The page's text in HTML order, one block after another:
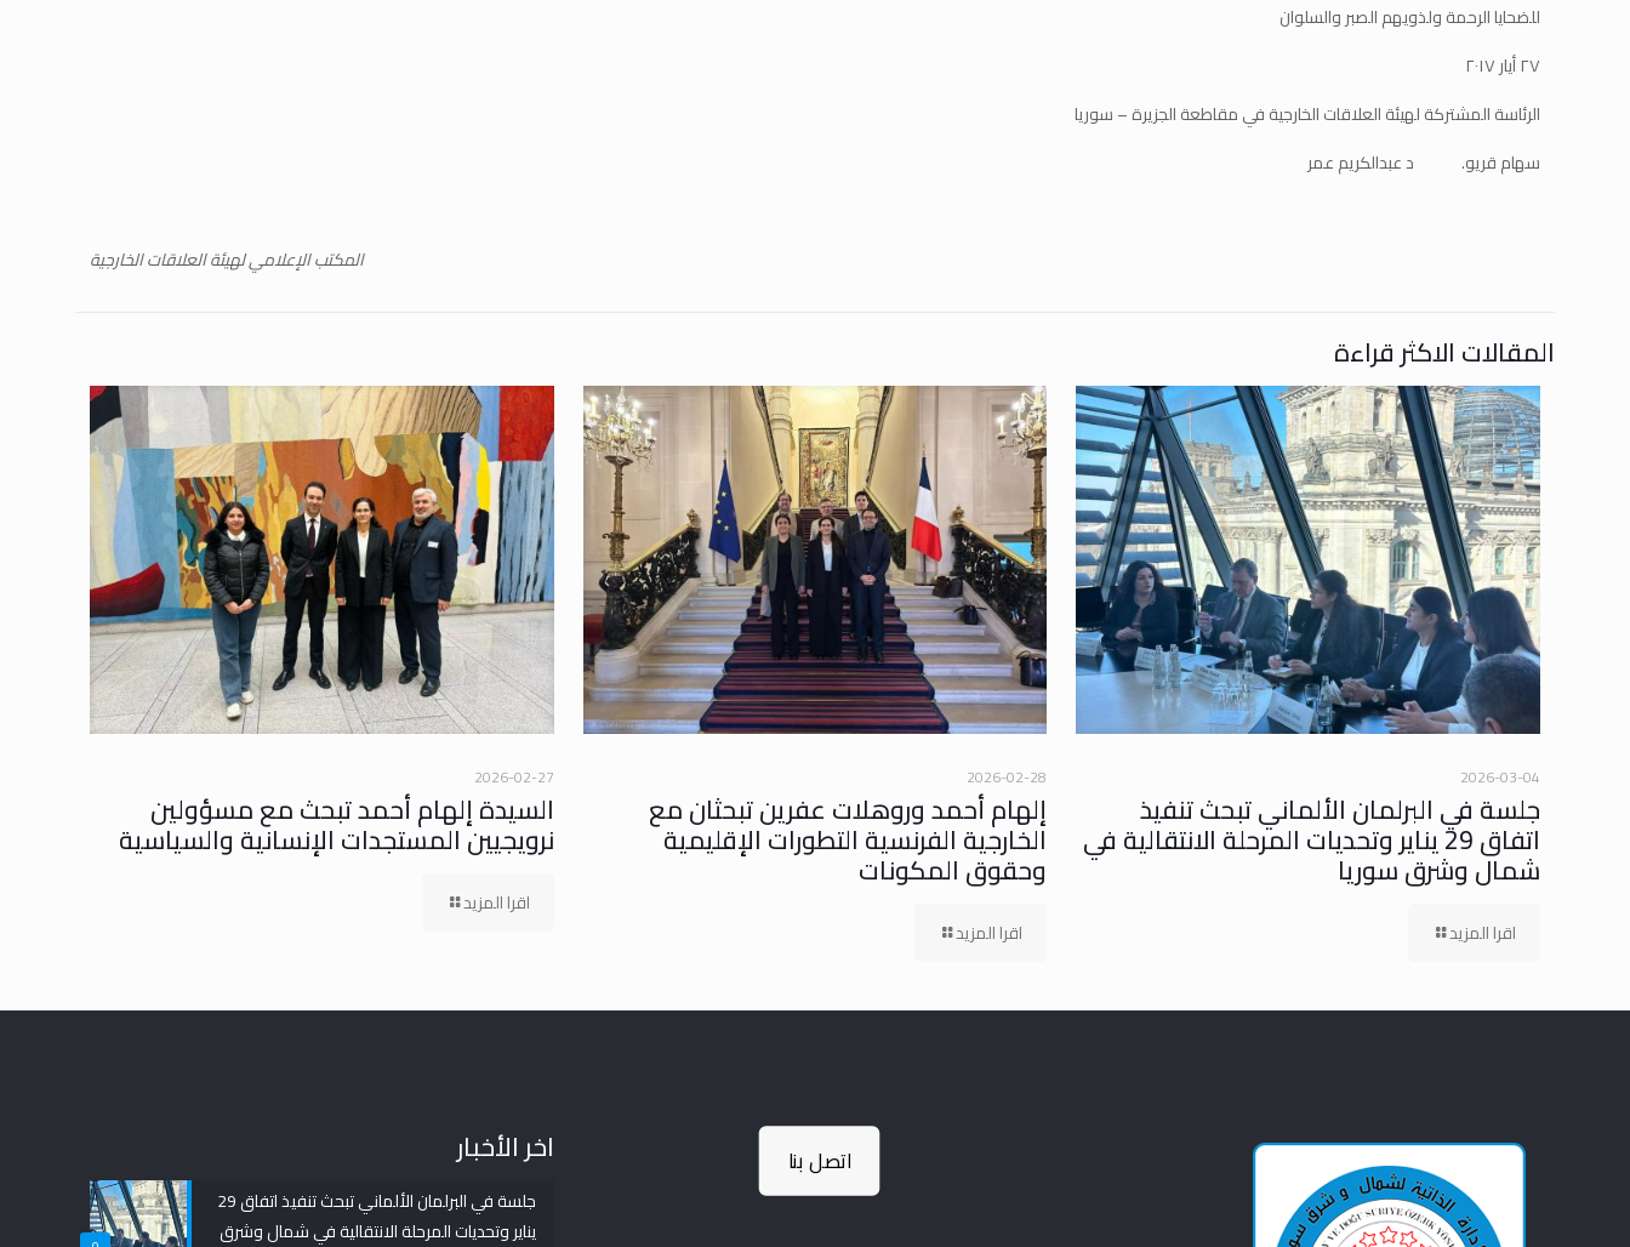
للضحايا الرحمة ولذويهم الصبر والسلوان
٢٧ أيار ٢٠١٧
الرئاسة المشتركة لهيئة العلاقات الخارجية في مقاطعة الجزيرة – سوريا
سهام قريو. د عبدالكريم عمر
المكتب الإعلامي لهيئة العلاقات الخارجية
المقالات الاكثر قراءة
2026-03-04
جلسة في البرلمان الألماني تبحث تنفيذ
اتفاق 29 يناير وتحديات المرحلة الانتقالية في
شمال وشرق سوريا
اقرا المزيد
2026-02-28
إلهام أحمد وروهلات عفرين تبحثان مع
الخارجية الفرنسية التطورات الإقليمية
وحقوق المكونات
اقرا المزيد
2026-02-27
السيدة إلهام أحمد تبحث مع مسؤولين
نرويجيين المستجدات الإنسانية والسياسية
اقرا المزيد
اتصل بنا اخر الأخبار
جلسة في البرلمان الألماني تبحث تنفيذ اتفاق 29
يناير وتحديات المرحلة الانتقالية في شمال وشرق